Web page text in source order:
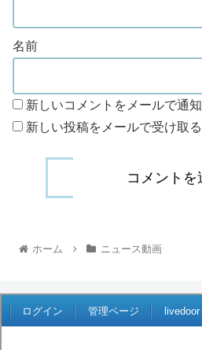
名前
新しいコメントをメールで通知
新しい投稿をメールで受け取る
ホーム ニュース動画